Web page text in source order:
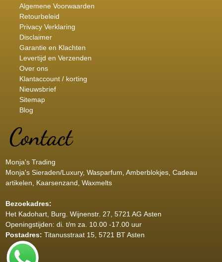
Algemene Voorwaarden
Retourbeleid
Privacy Verklaring
Disclaimer
Garantie en Klachten
Levertijd en Verzenden
Over ons
Klantaccount / korting
Nieuwsbrief
Sitemap
Blog
Monja's Trading
Monja's Sieraden/Luxury, Wasparfum, Amberblokjes, Cadeau
artikelen, Kaarsenzand, Waxmelts
Bezoekadres:
Het Kadohart, Burg. Wijnenstr. 27, 5721 AG Asten
Openingstijden: di. t/m za. 10.00 -17.00 uur
Postadres: Titanusstraat 15, 5721 BT Asten